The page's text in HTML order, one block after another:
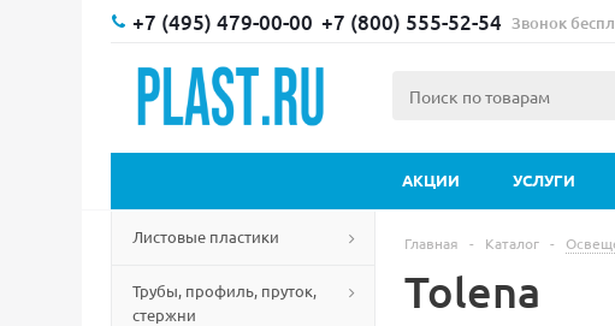
+7 (495) 479-00-00 +7 (800) 555-52-54 Звонок
АКЦИИ УСЛУГИ
Листовые пластики
Трубы, профиль, пруток,
стержни
Главная - Каталог -
Tolena